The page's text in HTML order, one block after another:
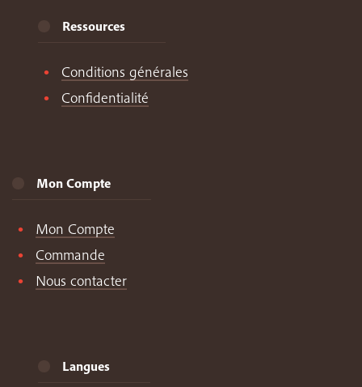
Ressources
Conditions générales
Confidentialité
Mon Compte
Mon Compte
Commande
Nous contacter
Langues